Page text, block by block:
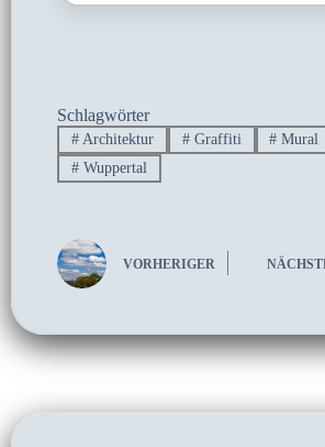
Schlagwörter
#Architektur #Graffiti # Mural
#Wuppertal
VORHERIGER